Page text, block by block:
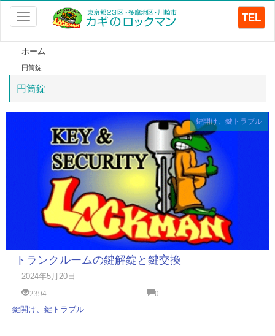
Toggle
navigation
TEL
ホーム
円筒錠
円筒錠
鍵開け、鍵トラブル
トランクルームの鍵解錠と鍵交換
2024年5月20日
2394
0
鍵開け、鍵トラブル